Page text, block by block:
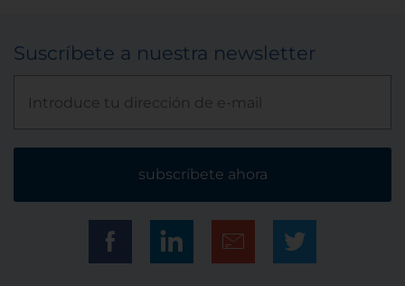
Suscríbete a nuestra newsletter
subscríbete ahora